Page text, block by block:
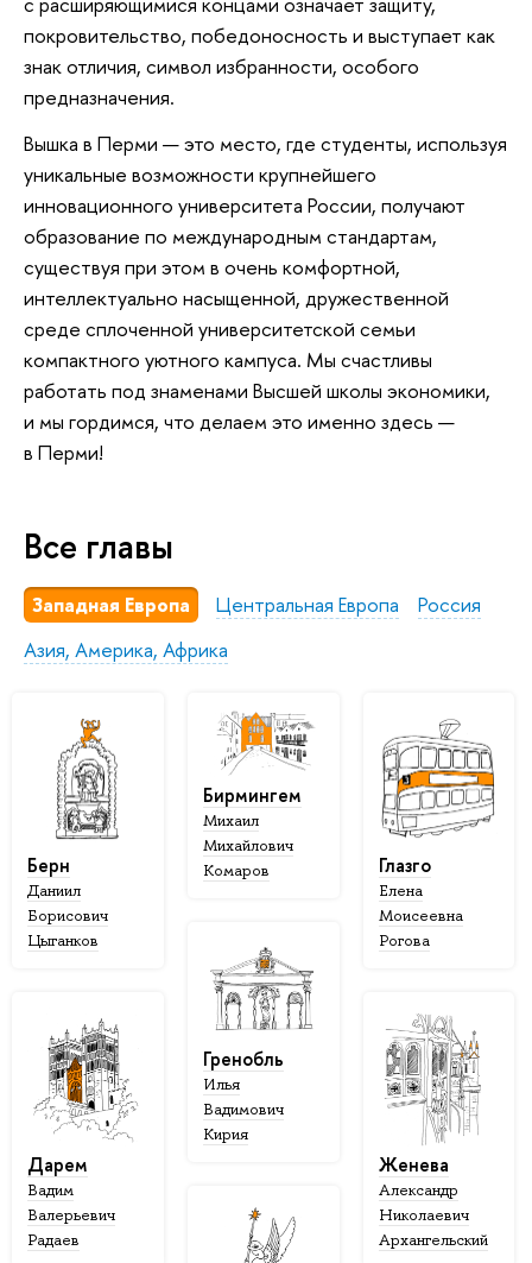
покровительство, победоносность и выступает как
знак отличия, символ избранности, особого
предназначения.
Вышка в Перми — это место, где студенты, используя
уникальные возможности крупнейшего
инновационного университета России, получают
образование по международным стандартам,
существуя при этом в очень комфортной,
интеллектуально насыщенной, дружественной
среде сплоченной университетской семьи
компактного уютного кампуса. Мы счастливы
работать под знаменами Высшей школы экономики,
и мы гордимся, что делаем это именно здесь —
в Перми!
Все главы
Западная Европа Центральная Европа
Россия
Азия, Америка, Африка
Берн
Даниил
Борисович
Цыганков
Бирмингем
Михаил
Михайлович
Комаров
Глазго
Елена
Моисеевна
Рогова
Гренобль
Илья
Вадимович
Кирия
Дарем
Вадим
Валерьевич
Радаев
Женева
Александр
Николаевич
Архангельский